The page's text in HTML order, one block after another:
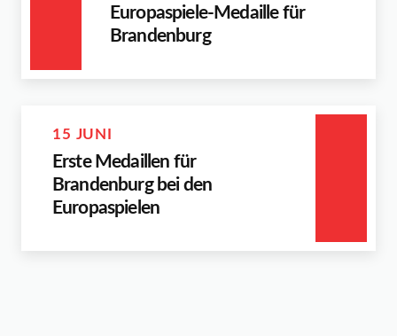
Europaspiele-Medaille für
Brandenburg
15 JUNI
Erste Medaillen für
Brandenburg bei den
Europaspielen